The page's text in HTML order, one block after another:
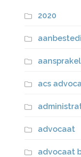
2020
acs
advocaat
advocaat